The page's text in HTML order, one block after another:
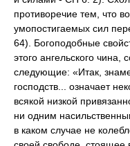
противоречие тем, что
умопостигаемых сил
64). Богоподобные
этого ангельского чина,
следующие: «Итак,
господств... означает
всякой низкой
ни одним
в каком случае не